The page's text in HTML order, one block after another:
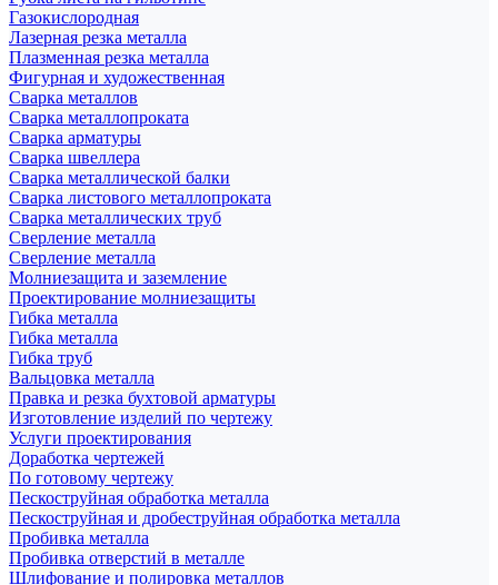
Газокислородная
Лазерная резка металла
Плазменная резка металла
Фигурная и художественная
Сварка металлов
Сварка металлопроката
Сварка арматуры
Сварка швеллера
Сварка металлической балки
Сварка листового металлопроката
Сварка металлических труб
Сверление металла
Сверление металла
Молниезащита и заземление
Проектирование молниезащиты
Гибка металла
Гибка металла
Гибка труб
Вальцовка металла
Правка и резка бухтовой арматуры
Изготовление изделий по чертежу
Услуги проектирования
Доработка чертежей
По готовому чертежу
Пескоструйная обработка металла
Пескоструйная и дробеструйная обработка металла
Пробивка металла
Пробивка отверстий в металле
Шлифование и полировка металлов